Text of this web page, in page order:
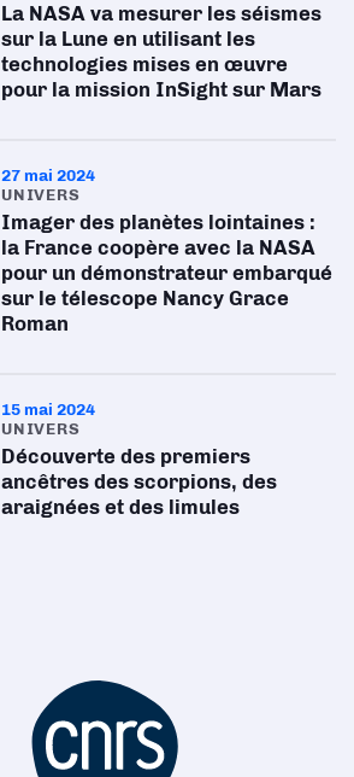
La NASA va mesurer les séismes
sur la Lune en utilisant les
technologies mises en œuvre
pour la mission InSight sur Mars
27 mai 2024
UNIVERS
Imager des planètes lointaines :
la France coopère avec la NASA
pour un démonstrateur embarqué
sur le télescope Nancy Grace
Roman
15 mai 2024
UNIVERS
Découverte des premiers
ancêtres des scorpions, des
araignées et des limules